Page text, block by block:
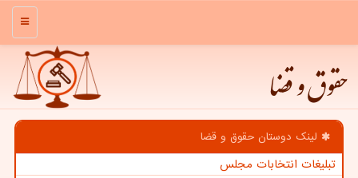
منو
حقوق و قضا
لینک دوستان حقوق و قضا
تبلیغات انتخابات مجلس